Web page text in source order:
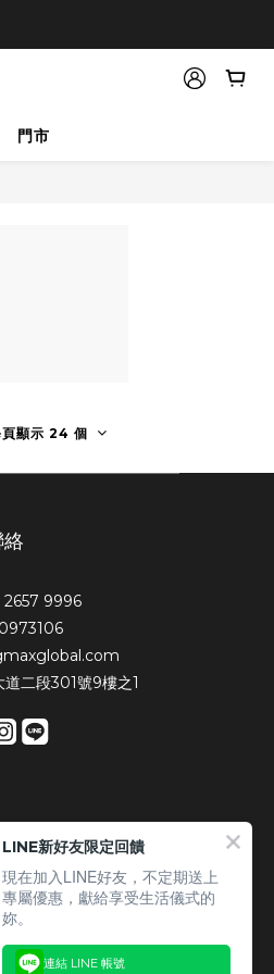
門市
頁顯示 24 個
2657 9996
二段301號9樓之1
LINE新好友限定回饋
現在加入LINE好友，不定期送上
專屬優惠，獻給享受生活儀式的
妳。
連結 LINE 帳號